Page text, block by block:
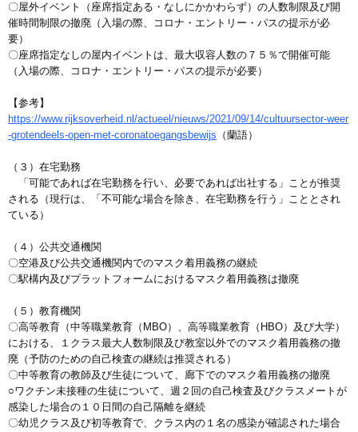
〇屋外イベント（座席指定ある・なしにかかわらず）の人数制限及び開
催時間制限の撤廃（入場の際、コロナ・エントリー・パスの提示が必
要）
〇座席指定なしの屋内イベントは、最大収容人数の７５％で開催可能
（入場の際、コロナ・エントリー・パスの提示が必要）
【参考】
https://www.rijksoverheid.nl/actueel/nieuws/2021/09/14/cultuursector-weer
-grotendeels-open-met-coronatoegangsbewijs （蘭語）
（３）在宅勤務
「可能であれば在宅勤務を行い、必要であれば出社する」ことが推奨
される（現行は、「不可能な場合を除き、在宅勤務を行う」こととされ
ている）
（４）公共交通機関
〇空港及び公共交通機関内でのマスク着用義務の継続
〇駅構内及びプラットフォームにおけるマスク着用義務は撤廃
（５）教育機関
〇高等教育（中等職業教育（MBO）、高等職業教育（HBO）及び大学）
における、１クラス最大人数制限及び教室以外でのマスク着用義務の撤
廃（予防のための自己検査の継続は推奨される）
〇中等教育の教師及び生徒について、廊下でのマスク着用義務の撤廃
○ワクチン未接種の生徒について、週２回の自己検査及びクラスメートが
感染した場合の１０日間の自己隔離を継続
〇幼児クラス及び初等教育で、クラス内の１名の感染が確認された場合